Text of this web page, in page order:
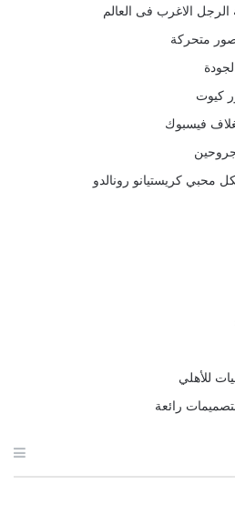
الاغرب فى العالم
متحركة
كيوت
فيسبوك
محبي كريستيانو رونالدو
للأهلي